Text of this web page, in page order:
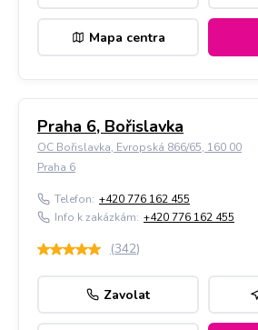
Mapa centra
Praha 6, Bořislavka
OC Bořislavka, Evropská 866/65, 160 00
Praha 6
Telefon: +420 776 162 455
Info k zakázkám: +420 776 162 455
(342)
Zavolat